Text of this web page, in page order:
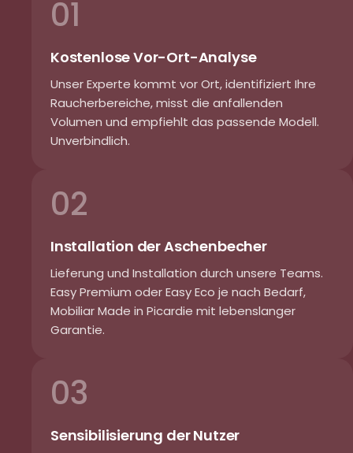
01
Kostenlose Vor-Ort-Analyse
Unser Experte kommt vor Ort, identifiziert Ihre
Raucherbereiche, misst die anfallenden
Volumen und empfiehlt das passende Modell.
Unverbindlich.
02
Installation der Aschenbecher
Lieferung und Installation durch unsere Teams.
Easy Premium oder Easy Eco je nach Bedarf,
Mobiliar Made in Picardie mit lebenslanger
Garantie.
03
Sensibilisierung der Nutzer